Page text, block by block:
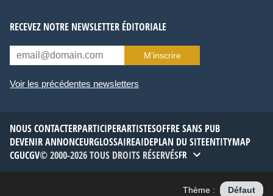
RECEVEZ NOTRE NEWSLETTER ÉDITORIALE
M’inscrire
Voir les précédentes newsletters
NOUS CONTACTERPARTICIPERARTISTESOFFRE SANS PUB
DEVENIR ANNONCEURGLOSSAIREAIDEPLAN DU SITEENTITYMAP
CGUCGV© 2000-2026 TOUS DROITS RÉSERVÉSFR
Thème : Défaut